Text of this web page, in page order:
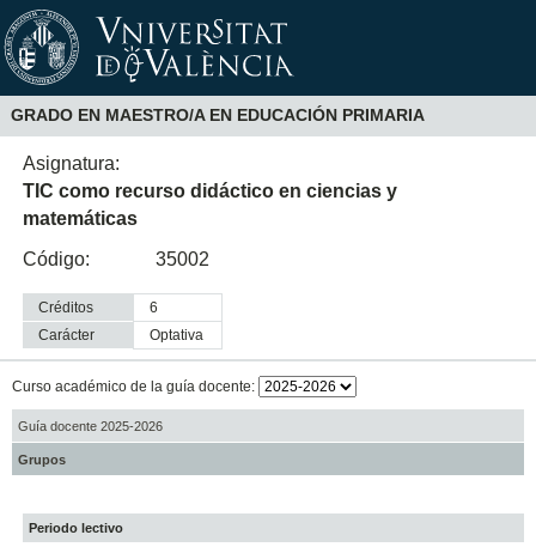
GRADO EN MAESTRO/A EN EDUCACIÓN PRIMARIA
Asignatura:
TIC como recurso didáctico en ciencias y
matemáticas
Código:
35002
Créditos
6
Carácter
optativa
Curso académico de la guía docente:
Guía docente 2025-2026
Grupos
Periodo lectivo